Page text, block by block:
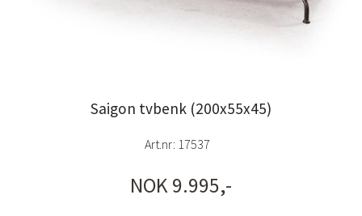
Saigon tvbenk (200x55x45)
Art.nr: 17537
NOK 9.995,-